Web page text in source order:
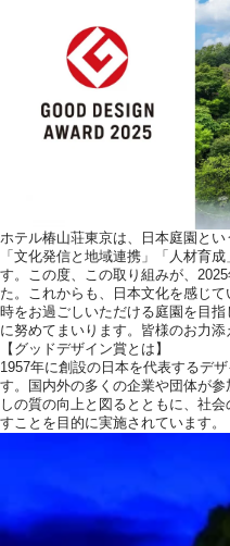
ウエディングレポート
アクセス
お問い合わせ・
資料請求
ホテル椿山荘東京は、日本庭園とい
「文化発信と地域連携」「人材育
す。この度、この取り組みが、
た。これからも、日本文化を感じ
時をお過ごしいただける庭園を目
に努めてまいります。皆様のお力
【グッドデザイン賞とは】
1957年に創設の日本を代表するデ
す。国内外の多くの企業や団体が
しの質の向上と図るとともに、社
すことを目的に実施されています。